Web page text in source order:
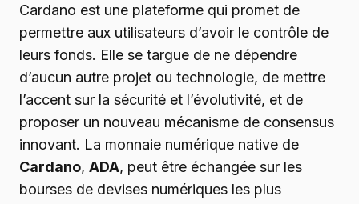
Cardano est une plateforme qui promet de
permettre aux utilisateurs d’avoir le contrôle de
leurs fonds. Elle se targue de ne dépendre
d’aucun autre projet ou technologie, de mettre
l’accent sur la sécurité et l’évolutivité, et de
proposer un nouveau mécanisme de consensus
innovant. La monnaie numérique native de
Cardano, ADA, peut être échangée sur les
bourses de devises numériques les plus